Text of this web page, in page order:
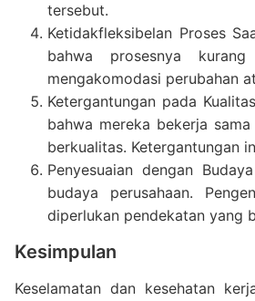
tersebut.
Ketidakfleksibelan Proses
bahwa prosesnya
mengakomodasi perubahan
Ketergantungan pada
bahwa mereka bekerja
berkualitas. Ketergantungan
Penyesuaian dengan
budaya perusahaan.
diperlukan pendekatan yang
Kesimpulan
Keselamatan dan kesehatan